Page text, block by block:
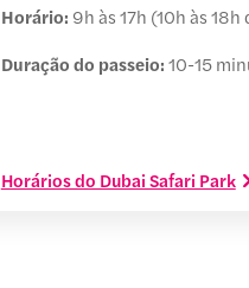
Horário: 9h às 17h (10h às
Duração do passeio:10-15
Horários do Dubai Safari Park